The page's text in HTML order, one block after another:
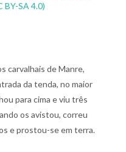
BY-SA 4.0)
carvalhais de Manre,
da tenda, no maior
para cima e viu três
os avistou, correu
e prostou-se em terra.